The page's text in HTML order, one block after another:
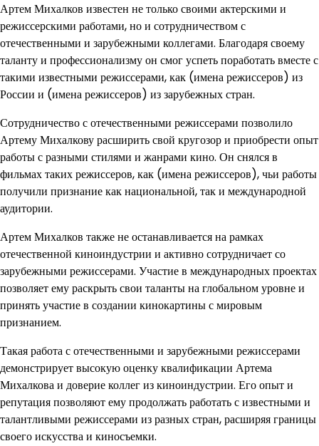
Артем Михалков известен не только своими актерскими и
режиссерскими работами, но и сотрудничеством с
отечественными и зарубежными коллегами. Благодаря своему
таланту и профессионализму он смог успеть поработать вместе с
такими известными режиссерами, как (имена режиссеров) из
России и (имена режиссеров) из зарубежных стран.
Сотрудничество с отечественными режиссерами позволило
Артему Михалкову расширить свой кругозор и приобрести опыт
работы с разными стилями и жанрами кино. Он снялся в
фильмах таких режиссеров, как (имена режиссеров), чьи работы
получили признание как национальной, так и международной
аудитории.
Артем Михалков также не останавливается на рамках
отечественной киноиндустрии и активно сотрудничает со
зарубежными режиссерами. Участие в международных проектах
позволяет ему раскрыть свои таланты на глобальном уровне и
принять участие в создании кинокартины с мировым
признанием.
Такая работа с отечественными и зарубежными режиссерами
демонстрирует высокую оценку квалификации Артема
Михалкова и доверие коллег из киноиндустрии. Его опыт и
репутация позволяют ему продолжать работать с известными и
талантливыми режиссерами из разных стран, расширяя границы
своего искусства и киносъемки.